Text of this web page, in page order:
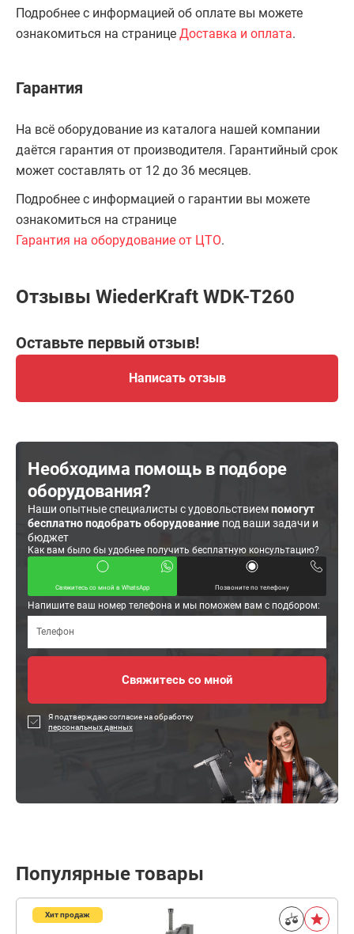
Подробнее с информацией об оплате вы можете
ознакомиться на странице Доставка и оплата.
Гарантия
На всё оборудование из каталога нашей компании
даётся гарантия от производителя. Гарантийный срок
может составлять от 12 до 36 месяцев.
Подробнее с информацией о гарантии вы можете
ознакомиться на странице
Гарантия на оборудование от ЦТО.
Отзывы WiederKraft WDK-T260
Оставьте первый отзыв!
Написать отзыв
Необходима помощь в подборе
оборудования?
Наши опытные специалисты с удовольствиемпомогут
бесплатно подобрать оборудование под ваши задачи и
бюджет
Как вам было бы удобнее получить бесплатную консультацию?
Свяжитесь со мной в WhatsApp Позвоните по телефону
Напишите ваш номер телефона и мы поможем вам с подбором:
Я подтверждаю согласие на обработку
персональных данных
Популярные товары
Хит продаж